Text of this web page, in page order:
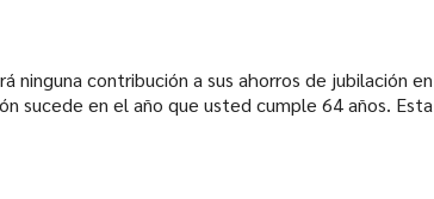
ninguna contribución a sus ahorros de jubilación
sucede en el año que usted cumple 64 años.